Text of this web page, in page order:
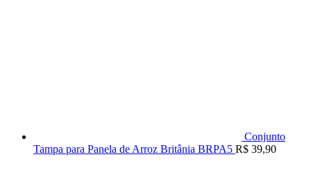
Conjunto
Tampa para Panela de Arroz Britânia BRPA5 R$ 39,90